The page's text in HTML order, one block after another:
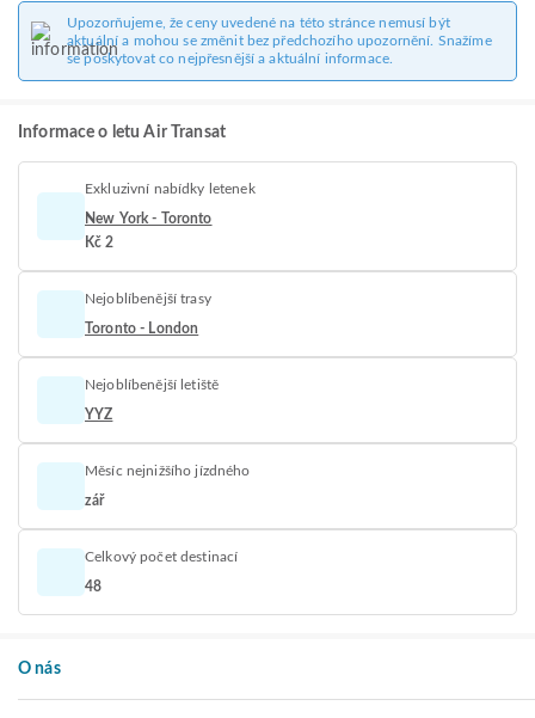
Upozorňujeme, že ceny uvedené na této stránce nemusí být
aktuální a mohou se změnit bez předchozího upozornění. Snažíme
se poskytovat co nejpřesnější a aktuální informace.
Informace o letu Air Transat
Exkluzivní nabídky letenek
New York - Toronto
Kč 2
Nejoblíbenější trasy
Toronto - London
Nejoblíbenější letiště
YYZ
Měsíc nejnižšího jízdného
zář
Celkový počet destinací
48
O nás